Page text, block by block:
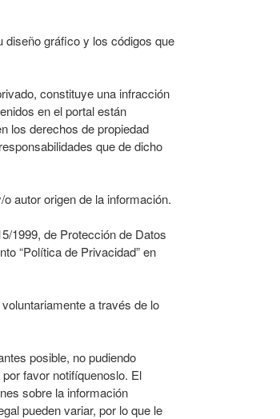
diseño gráfico y los códigos que
constituye una infracción
en el portal están
los derechos de propiedad
que de dicho
autor origen de la información.
1999, de Protección de Datos
“Política de Privacidad” en
a través de lo
posible, no pudiendo
favor notifíquenoslo. El
sobre la información
pueden variar, por lo que le